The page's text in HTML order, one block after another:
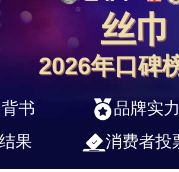
丝巾
2026年口碑
书
品牌实
果
消费者投